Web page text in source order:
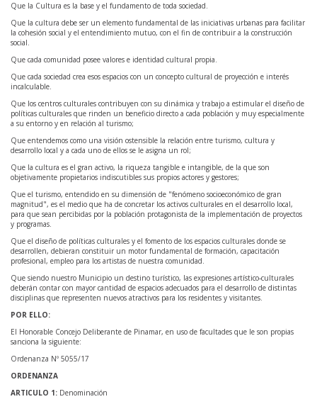
Que la Cultura es la base y el fundamento de toda sociedad.
Que la cultura debe ser un elemento fundamental de las iniciativas urbanas para facilitar
la cohesión social y el entendimiento mutuo, con el fin de contribuir a la construcción
social.
Que cada comunidad posee valores e identidad cultural propia.
Que cada sociedad crea esos espacios con un concepto cultural de proyección e interés
incalculable.
Que los centros culturales contribuyen con su dinámica y trabajo a estimular el diseño de
políticas culturales que rinden un beneficio directo a cada población y muy especialmente
a su entorno y en relación al turismo;
Que entendemos como una visión ostensible la relación entre turismo, cultura y
desarrollo local y a cada uno de ellos se le asigna un rol;
Que la cultura es el gran activo, la riqueza tangible e intangible, de la que son
objetivamente propietarios indiscutibles sus propios actores y gestores;
Que el turismo, entendido en su dimensión de "fenómeno socioeconómico de gran
magnitud", es el medio que ha de concretar los activos culturales en el desarrollo local,
para que sean percibidas por la población protagonista de la implementación de proyectos
y programas.
Que el diseño de políticas culturales y el fomento de los espacios culturales donde se
desarrollen, debieran constituir un motor fundamental de formación, capacitación
profesional, empleo para los artistas de nuestra comunidad.
Que siendo nuestro Municipio un destino turístico, las expresiones artístico-culturales
deberán contar con mayor cantidad de espacios adecuados para el desarrollo de distintas
disciplinas que representen nuevos atractivos para los residentes y visitantes.
POR ELLO:
El Honorable Concejo Deliberante de Pinamar, en uso de facultades que le son propias
sanciona la siguiente:
Ordenanza Nº 5055/17
ORDENANZA
ARTICULO 1: Denominación